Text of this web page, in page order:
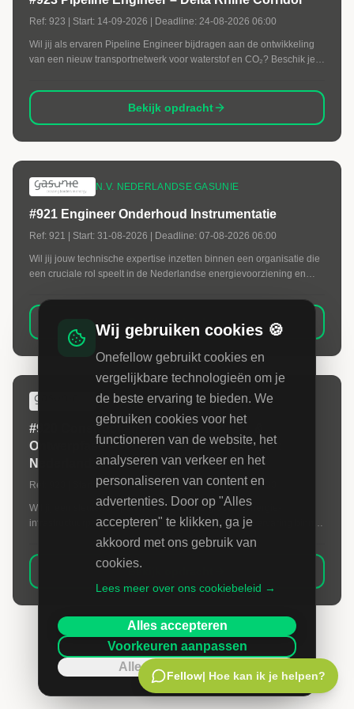
Ref: 923 | Start: 14-09-2026 | Deadline: 24-08-2026 06:00
Wil jij als ervaren Pipeline Engineer bijdragen aan de ontwikkeling
van een nieuw transportnetwerk voor waterstof en CO₂? Beschik je
energie van complexe ontwerpvraagstukken binnen
multidisciplinaire projecten? Dan is deze opdracht binnen de Delta
Rhine Corridor bij Gasunie een unieke kans.
Bekijk opdracht
N.V. NEDERLANDSE GASUNIE
#921 Engineer Onderhoud Instrumentatie
Ref: 921 | Start: 31-08-2026 | Deadline: 07-08-2026 06:00
Wil jij jouw technische expertise inzetten binnen een organisatie die
een cruciale rol speelt in de Nederlandse energievoorziening en
assetmanagement, technische standaarden en kritische
aan beleid, onderhoudsstrategieën en organisatiebrede
verbeteringen?
Bekijk opdracht
N.V. NEDERLANDSE GASUNIE
#920 Constructiemanager Bouwteam &
Ontwerpfase – Waterstofnetwerk Zuidwest
Nederland
Ref: | Start:30-09-2026| Deadline: 03-09-2026 07:00
Wil jij een sleutelrol spelen in één van de grootste energie-
infrastructuurprojecten van Nederland? Heb jij ruime ervaring binnen
de ondergrondse infrastructuur, leidingbouw of energieprojecten en
krijg je energie van het beïnvloeden van ontwerpkeuzes voordat de
uitvoering start? Dan is deze uitdagende opdracht bij Gasunie iets
voor jou.
Bekijk opdracht
KAMER VAN KOOPHANDEL
#919 Test Data Engineer
Wij gebruiken cookies 🍪
Onefellow gebruikt cookies en
vergelijkbare technologieën om je
de beste ervaring te bieden. We
gebruiken cookies voor het
functioneren van de website, het
analyseren van verkeer en het
personaliseren van content en
advertenties. Door op "Alles
accepteren" te klikken, ga je
akkoord met ons gebruik van
cookies.
Lees meer over ons cookiebeleid →
Alles accepteren
Voorkeuren aanpassen
Alleen noodzakelijk
Fellow| Hoe kan ik je helpen?